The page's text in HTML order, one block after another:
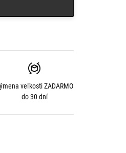
veľkostiZADARMO
do 30 dní